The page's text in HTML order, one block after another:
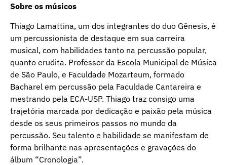
Sobre os músicos
Thiago Lamattina, um dos integrantes do duo Gênesis, é
um percussionista de destaque em sua carreira
musical, com habilidades tanto na percussão popular,
quanto erudita. Professor da Escola Municipal de Música
de São Paulo, e Faculdade Mozarteum, formado
Bacharel em percussão pela Faculdade Cantareira e
mestrando pela ECA-USP. Thiago traz consigo uma
trajetória marcada por dedicação e paixão pela música
desde os seus primeiros passos no mundo da
percussão. Seu talento e habilidade se manifestam de
forma brilhante nas apresentações e gravações do
álbum “Cronologia”.